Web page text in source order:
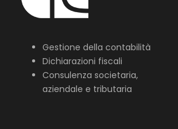
Gestione della contabilità
Dichiarazioni fiscali
Consulenza societaria,
aziendale e tributaria